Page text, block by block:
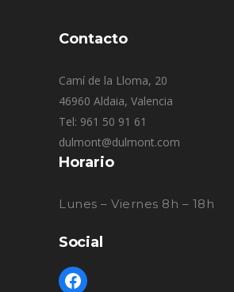
Contacto
Camí de la Lloma, 20
46960 Aldaia, Valencia
Tel: 961 50 91 61
dulmont@dulmont.com
Horario
Lunes – Viernes 8h – 18h
Social